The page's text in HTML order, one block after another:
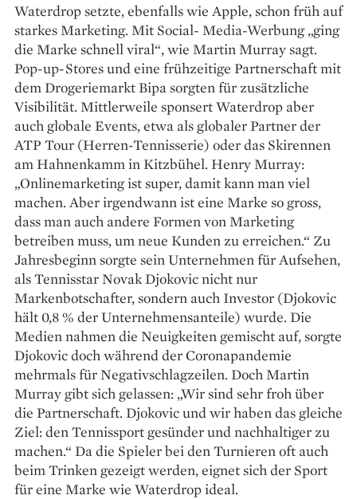
Waterdrop setzte, ebenfalls wie Apple, schon früh auf
starkes Marketing. Mit Social- Media-Werbung „ging
die Marke schnell viral“, wie Martin Murray sagt.
Pop-up-Stores und eine frühzeitige Partnerschaft mit
dem Drogeriemarkt Bipa sorgten für zusätzliche
Visibilität. Mittlerweile sponsert Waterdrop aber
auch globale Events, etwa als globaler Partner der
ATP Tour (Herren-Tennisserie) oder das Skirennen
am Hahnenkamm in Kitzbühel. Henry Murray:
„Onlinemarketing ist super, damit kann man viel
machen. Aber irgendwann ist eine Marke so gross,
dass man auch andere Formen von Marketing
betreiben muss, um neue Kunden zu erreichen.“ Zu
Jahresbeginn sorgte sein Unternehmen für Aufsehen,
als Tennisstar Novak Djokovic nicht nur
Markenbotschafter, sondern auch Investor (Djokovic
hält 0,8 % der Unternehmensanteile) wurde. Die
Medien nahmen die Neuigkeiten gemischt auf, sorgte
Djokovic doch während der Coronapandemie
mehrmals für Negativschlagzeilen. Doch Martin
Murray gibt sich gelassen: „Wir sind sehr froh über
die Partnerschaft. Djokovic und wir haben das gleiche
Ziel: den Tennissport gesünder und nachhaltiger zu
machen.“ Da die Spieler bei den Turnieren oft auch
beim Trinken gezeigt werden, eignet sich der Sport
für eine Marke wie Waterdrop ideal.